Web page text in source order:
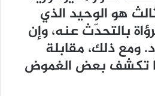
هو الوحيد الذي
بالتحدّث عنه، وإن
ومع ذلك، مقابلة
تكشف بعض الغموض